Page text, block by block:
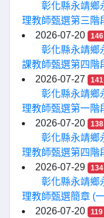
彰化縣永靖鄉
理教師甄選第三階
2026-07-20
146
彰化縣永靖鄉
課教師甄選第四階
2026-07-27
141
彰化縣永靖鄉
理教師甄選第一階
2026-07-20
138
彰化縣永靖鄉
理教師甄選第四階
2026-07-29
134
彰化縣永靖鄉
理教師甄選簡章 (
2026-07-20
119